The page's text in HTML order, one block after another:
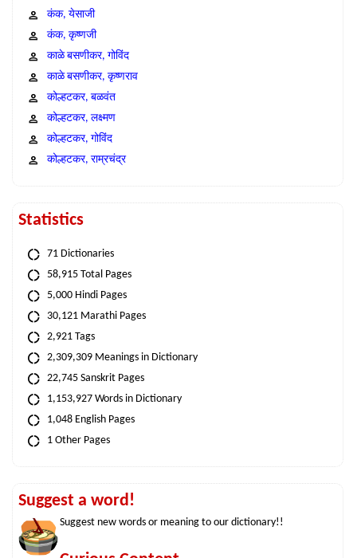
कंक, येसाजी
कंक, कृष्णजी
काळे बसणीकर, गोविंद
काळे बसणीकर, कृष्णराव
कोल्हटकर, बळवंत
कोल्हटकर, लक्ष्मण
कोल्हटकर, गोविंद
कोल्हटकर, राम्रचंद्र
Statistics
71 Dictionaries
58,915 Total Pages
5,000 Hindi Pages
30,121 Marathi Pages
2,921 Tags
2,309,309 Meanings in Dictionary
22,745 Sanskrit Pages
1,153,927 Words in Dictionary
1,048 English Pages
1 Other Pages
Suggest a word!
Suggest new words or meaning to our dictionary!!